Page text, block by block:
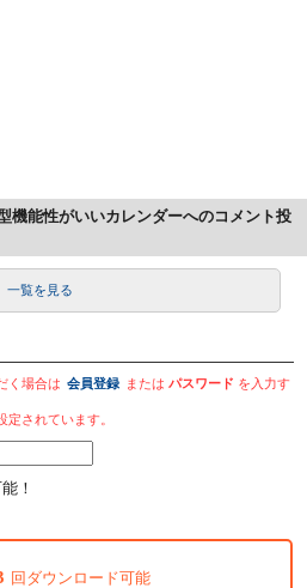
機能性がいいカレンダーへのコメント投
一覧を見る
く場合は 会員登録 またはパスワード を入力す
されています。
！
回ダウンロード可能